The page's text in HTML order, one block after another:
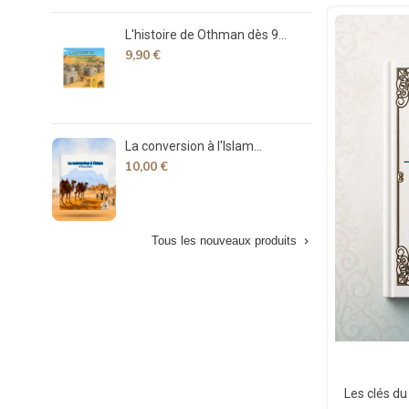
L'histoire de Othman dès 9...
9,90 €
La conversion à l'Islam...
10,00 €
La
Tous les nouveaux produits 